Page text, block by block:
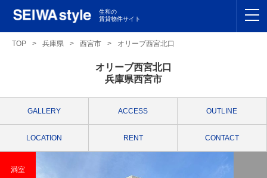
生和の
賃貸物件サイト
TOP
TOP > 兵庫県 > 西宮市 > オリーブ西宮北口
オリーブ西宮北口
兵庫県西宮市
GALLERY ACCESS OUTLINE
LOCATION RENT CONTACT
満室